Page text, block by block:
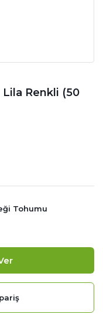
Renkli (50
Tohumu